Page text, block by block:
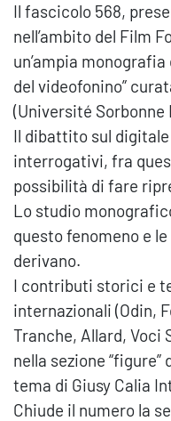
Il fascicolo 568,
nell’ambito del Film
un’ampia monografia
del videofonino”
(Université Sorbonne
Il dibattito sul
interrogativi, fra
possibilità di fare
Lo studio
questo fenomeno e
derivano.
I contributi storici e
internazionali (Odin,
Tranche, Allard, Voci
nella sezione
tema di Giusy Calia
Chiude il numero la